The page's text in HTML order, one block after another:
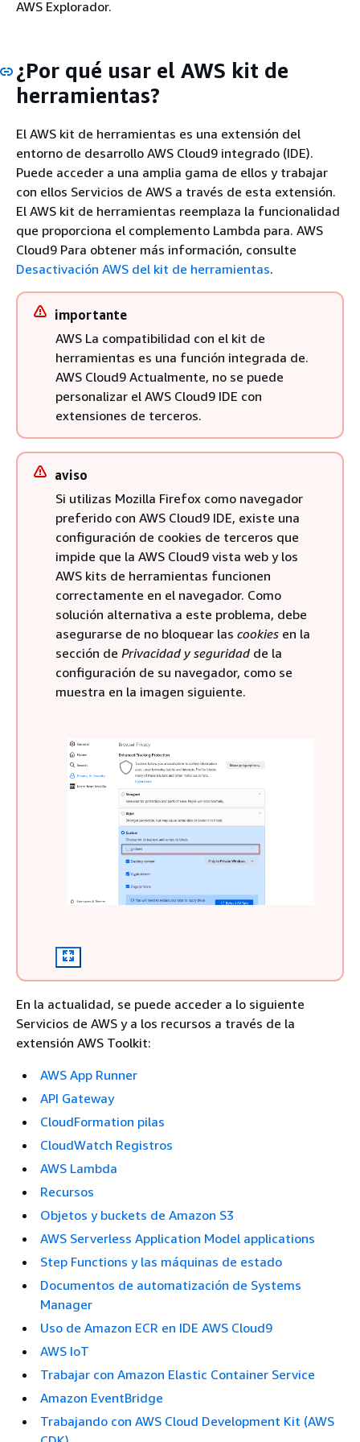
AWS Explorador.
¿Por qué usar el AWS kit de
herramientas?
El AWS kit de herramientas es una extensión del
entorno de desarrollo AWS Cloud9 integrado (IDE).
Puede acceder a una amplia gama de ellos y trabajar
con ellos Servicios de AWS a través de esta extensión.
El AWS kit de herramientas reemplaza la funcionalidad
que proporciona el complemento Lambda para. AWS
Cloud9 Para obtener más información, consulte
Desactivación AWS del kit de herramientas.
importante
AWS La compatibilidad con el kit de
herramientas es una función integrada de.
AWS Cloud9 Actualmente, no se puede
personalizar el AWS Cloud9 IDE con
extensiones de terceros.
aviso
Si utilizas Mozilla Firefox como navegador
preferido con AWS Cloud9 IDE, existe una
configuración de cookies de terceros que
impide que la AWS Cloud9 vista web y los
AWS kits de herramientas funcionen
correctamente en el navegador. Como
solución alternativa a este problema, debe
asegurarse de no bloquear las cookies en la
sección de Privacidad y seguridad de la
configuración de su navegador, como se
muestra en la imagen siguiente.
En la actualidad, se puede acceder a lo siguiente
Servicios de AWS y a los recursos a través de la
extensión AWS Toolkit:
AWS App Runner
API Gateway
CloudFormation pilas
CloudWatch Registros
AWS Lambda
Recursos
Objetos y buckets de Amazon S3
AWS Serverless Application Model applications
Step Functions y las máquinas de estado
Documentos de automatización de Systems
Manager
Uso de Amazon ECR en IDE AWS Cloud9
AWS IoT
Trabajar con Amazon Elastic Container Service
Amazon EventBridge
Trabajando con AWS Cloud Development Kit (AWS